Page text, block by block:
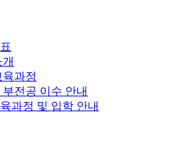
과정
전공 이수 안내
과정 및 입학 안내